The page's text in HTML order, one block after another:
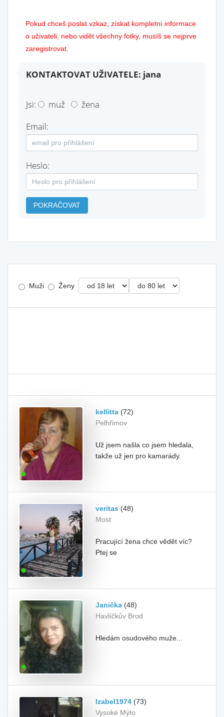
Pokud chceš poslat vzkaz, získat kompletní informace
o uživateli, nebo vidět všechny fotky, musíš se nejprve
zaregistrovat.
KONTAKTOVAT UŽIVATELE: jana
Jsi: muž
žena
Email:
Heslo:
POKRAČOVAT
Muži Ženy
kellitta (72)
Pelhřimov
Už jsem našla co jsem hledala,
takže už jen pro kamarády.
veritas (48)
Most
Pracující žena chce vědět víc?
Ptej se
Janička (48)
Havlíčkův Brod
Hledám osudového muže...
Izabel1974 (73)
Vysoké Mýto